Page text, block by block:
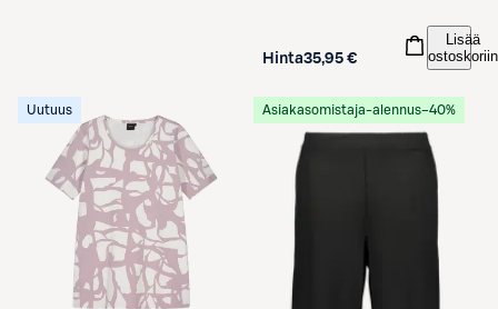
Hinta35,95 €
Lisää
ostoskoriin
Uutuus Asiakasomistaja-alennus−40%